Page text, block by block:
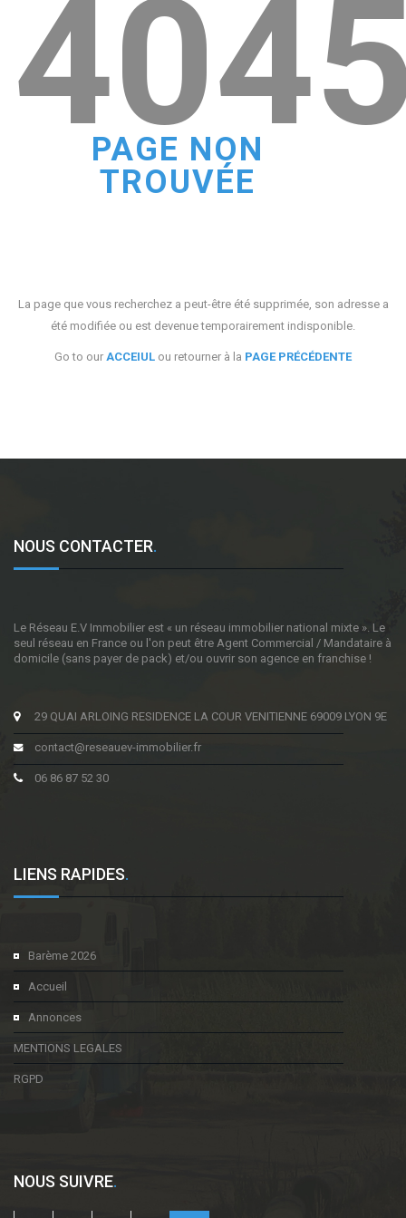
PAGE NON
TROUVÉE
La page que vous recherchez a peut-être été supprimée, son adresse a
été modifiée ou est devenue temporairement indisponible.
Go to our ACCEIUL ou retourner à la PAGE PRÉCÉDENTE
NOUS CONTACTER.
Le Réseau E.V Immobilier est « un réseau immobilier national mixte ». Le
seul réseau en France ou l'on peut être Agent Commercial / Mandataire à
domicile (sans payer de pack) et/ou ouvrir son agence en franchise !
29 QUAI ARLOING RESIDENCE LA COUR VENITIENNE 69009 LYON 9E
contact@reseauev-immobilier.fr
06 86 87 52 30
LIENS RAPIDES.
Barème 2026
Accueil
Annonces
MENTIONS LEGALES
RGPD
NOUS SUIVRE.